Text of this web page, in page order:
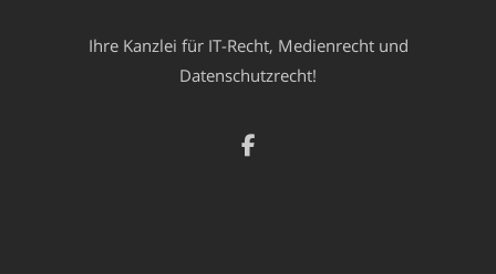
Ihre Kanzlei für IT-Recht, Medienrecht und
Datenschutzrecht!